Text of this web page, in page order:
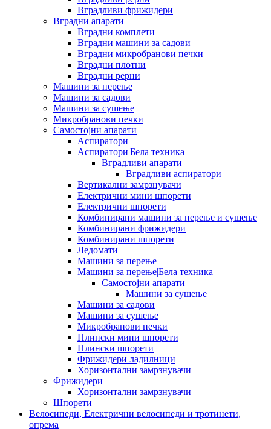
Вградливи фрижидери
Вградни апарати
Вградни комплети
Вградни машини за садови
Вградни микробранови печки
Вградни плотни
Вградни рерни
Машини за перење
Машини за садови
Машини за сушење
Микробранови печки
Самостојни апарати
Аспиратори
Аспиратори|Бела техника
Вградливи апарати
Вградливи аспиратори
Вертикални замрзнувачи
Електрични мини шпорети
Електрични шпорети
Комбинирани машини за перење и сушење
Комбинирани фрижидери
Комбинирани шпорети
Ледомати
Машини за перење
Машини за перење|Бела техника
Самостојни апарати
Машини за сушење
Машини за садови
Машини за сушење
Микробранови печки
Плински мини шпорети
Плински шпорети
Фрижидери ладилници
Хоризонтални замрзнувачи
Фрижидери
Хоризонтални замрзнувачи
Шпорети
Велосипеди, Електрични велосипеди и тротинети,
опрема